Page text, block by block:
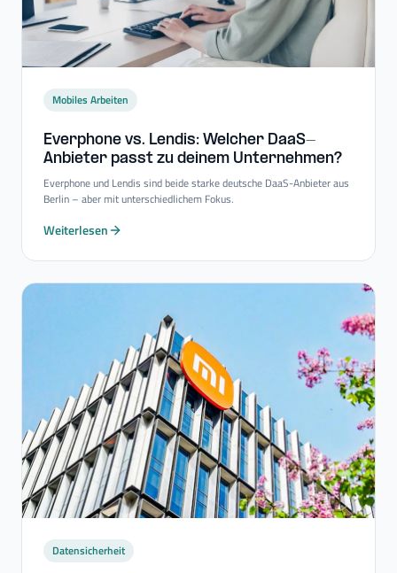
Mobiles Arbeiten
Everphone vs. Lendis: Welcher DaaS-​
Anbieter passt zu deinem Unternehmen?
Everphone und Lendis sind beide starke deutsche DaaS-Anbieter aus
Berlin – aber mit unterschiedlichem Fokus.
Weiterlesen
Datensicherheit